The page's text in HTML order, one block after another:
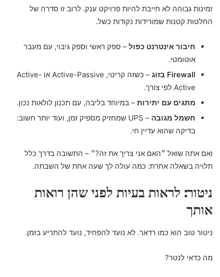
זמינות גבוהה לא חייבת להיות פרויקט ענק. לרוב זו סדרה של
החלטות קטנות שמורידות נקודות כשל.
חיבור אינטרנט כפול – ספק ראשי וספק גיבוי, עם מעבר
אוטומטי.
Firewall בזוג
– כשזה קריטי, Active-Passive או Active-
Active לפי צורך.
מתגים עם יתירות – במיוחד בליבה, עם תכנון לולאות נכון.
חשמל מגובה
– UPS שמחזיק מספיק זמן, ועוד יותר חשוב:
בדיקה שהוא עדיין חי.
ואם אתה שואל ״האם אני צריך את זה?״ – התשובה בדרך כלל
תלויה בשאלה אחרת: כמה עולה לך שעה אחת של השבתה.
ניטור: לראות בעיות לפני שהן רואות
אותך
ניטור טוב הוא כמו רדאר. לא נועד להפחיד, נועד להתריע בזמן.
מה כדאי לנטר?